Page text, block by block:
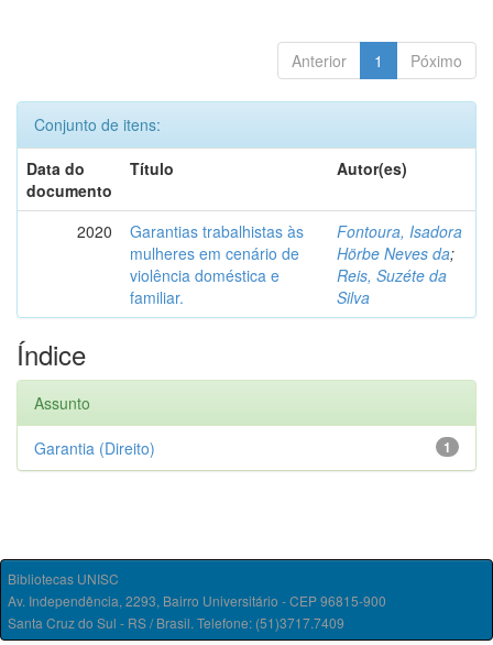
Anterior 1 Póximo
Conjunto de itens:
Data do
documento
Título Autor(es)
2020
Garantias trabalhistas às
mulheres em cenário de
violência doméstica e
familiar.
Fontoura, Isadora
Hörbe Neves da;
Reis, Suzéte da
Silva
Índice
Assunto
1
Garantia (Direito)
Bibliotecas UNISC
Av. Independência, 2293, Bairro Universitário - CEP 96815-900
Santa Cruz do Sul - RS / Brasil. Telefone: (51)3717.7409